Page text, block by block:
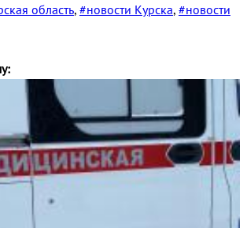
область, #новости Курска, #новости